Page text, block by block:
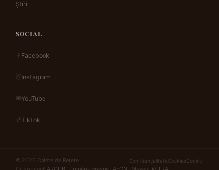
Știri
SOCIAL
Facebook
Instagram
YouTube
TikTok
© 2026 Caiete de Rețete ConfidențialitateCookiesCondiții
Cu sprijinul: ARCUB · Primăria Brașov · AFCN · Muzeul ASTRA